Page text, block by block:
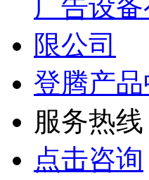
登腾产
服务热线
点击咨询